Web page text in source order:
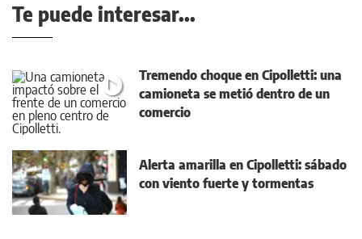
Te puede interesar...
Tremendo choque en Cipolletti: una
camioneta se metió dentro de un
comercio
Alerta amarilla en Cipolletti: sábado
con viento fuerte y tormentas